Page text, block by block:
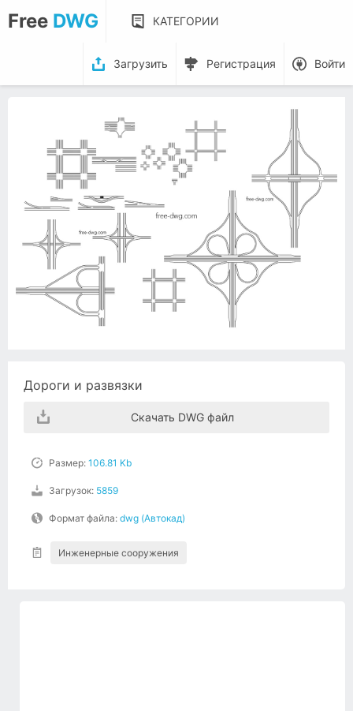
Free DWG КАТЕГОРИИ
Загрузить Регистрация Войти
Дороги и развязки
Скачать DWG файл
Размер: 106.81 Kb
Загрузок: 5859
Формат файла: dwg (Автокад)
Инженерные сооружения